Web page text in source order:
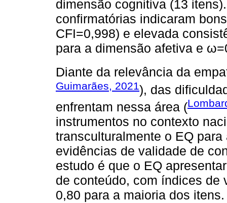
dimensão cognitiva (13
confirmatórias indicaram
CFI=0,998) e elevada
para a dimensão afetiva e
Diante da relevância da
Guimarães, 2021), das
enfrentam nessa área (
instrumentos no contexto
transculturalmente o EQ
evidências de validade de
estudo é que o EQ
de conteúdo, com índices de
0,80 para a maioria dos itens.